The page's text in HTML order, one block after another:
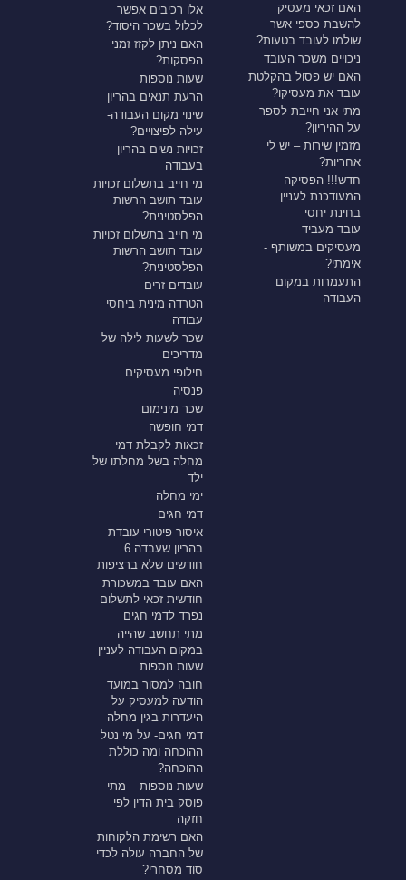
האם זכאי מעסיק
להשבת כספי אשר
שולמו לעובד בטעות?
ניכויים משכר העובד
האם יש פסול בהקלטת
עובד את מעסיקו?
מתי אני חייבת לספר
על ההיריון?
מזמין שירות – יש לי
אחריות?
חדש!!! הפסיקה
המעודכנת לעניין
בחינת יחסי
עובד-מעביד
מעסיקים במשותף -
אימתי?
התעמרות במקום
העבודה
אלו רכיבים אפשר
לכלול בשכר היסוד?
האם ניתן לקזז זמני
הפסקות?
שעות נוספות
הרעת תנאים בהריון
שינוי מקום העבודה-
עילה לפיצויים?
זכויות נשים בהריון
בעבודה
מי חייב בתשלום זכויות
עובד תושב הרשות
הפלסטינית?
מי חייב בתשלום זכויות
עובד תושב הרשות
הפלסטינית?
עובדים זרים
הטרדה מינית ביחסי
עבודה
שכר לשעות לילה של
מדריכים
חילופי מעסיקים
פנסיה
שכר מינימום
דמי חופשה
זכאות לקבלת דמי
מחלה בשל מחלתו של
ילד
ימי מחלה
דמי חגים
איסור פיטורי עובדת
בהריון שעבדה 6
חודשים שלא ברציפות
האם עובד במשכורת
חודשית זכאי לתשלום
נפרד לדמי חגים
מתי תחשב שהייה
במקום העבודה לעניין
שעות נוספות
חובה למסור במועד
הודעה למעסיק על
היעדרות בגין מחלה
דמי חגים- על מי נטל
ההוכחה ומה כוללת
ההוכחה?
שעות נוספות – מתי
פוסק בית הדין לפי
חזקה
האם רשימת הלקוחות
של החברה עולה לכדי
סוד מסחרי?